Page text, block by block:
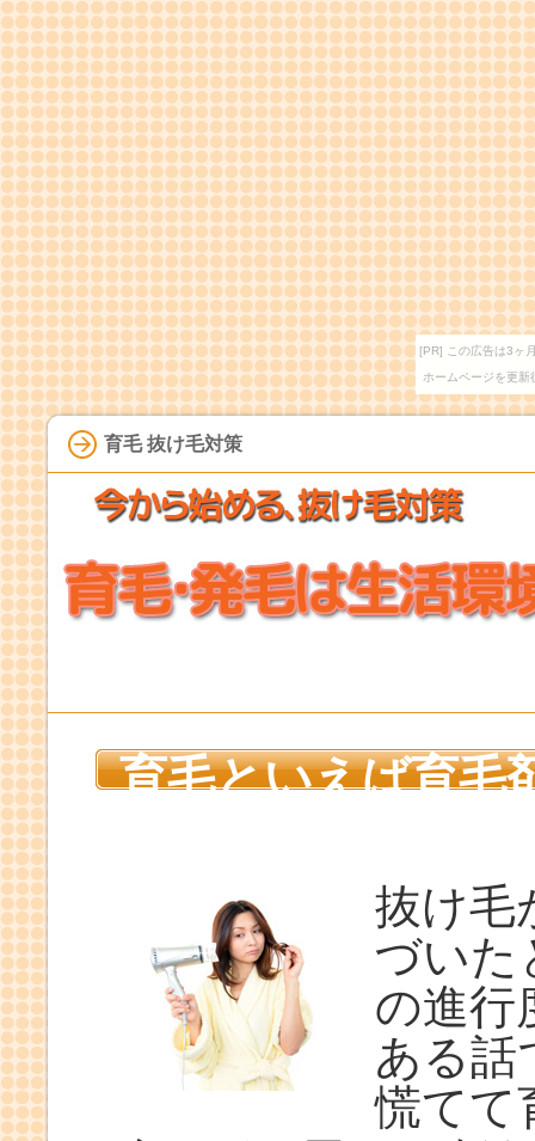
[PR] この広告は3ヶ
ホームページを更
育毛 抜け毛対策
育毛といえば育毛
抜け毛
づいた
の進行
ある話
慌てて